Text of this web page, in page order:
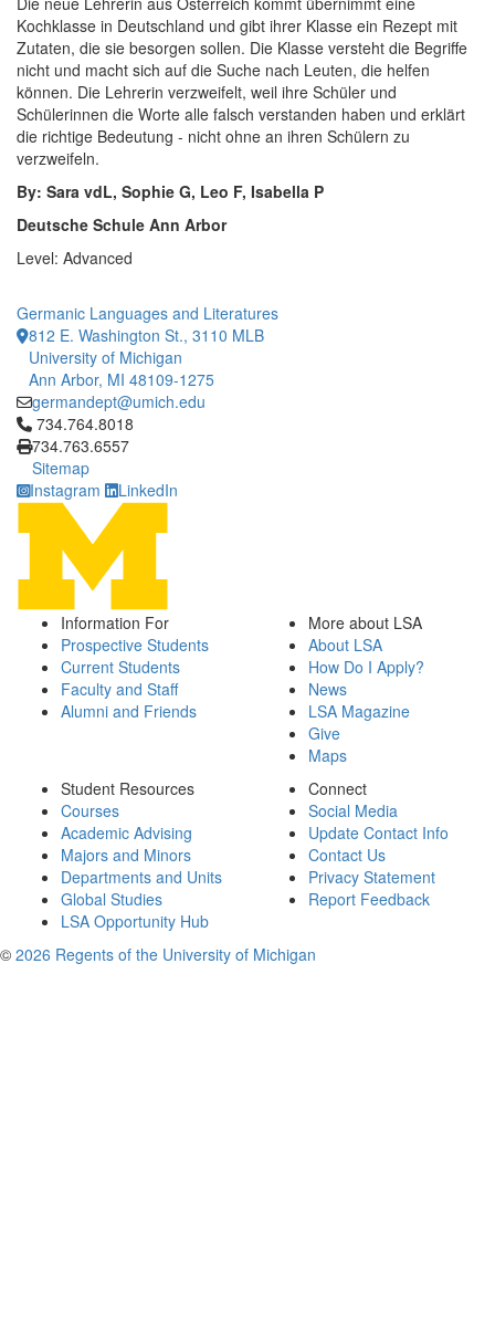
Kochklasse in Deutschland und gibt ihrer Klasse ein Rezept mit
Zutaten, die sie besorgen sollen. Die Klasse versteht die Begriffe
nicht und macht sich auf die Suche nach Leuten, die helfen
können. Die Lehrerin verzweifelt, weil ihre Schüler und
Schülerinnen die Worte alle falsch verstanden haben und erklärt
die richtige Bedeutung - nicht ohne an ihren Schülern zu
verzweifeln.
By: Sara vdL, Sophie G, Leo F, Isabella P
Deutsche Schule Ann Arbor
Level: Advanced
Germanic Languages and Literatures
812 E. Washington St., 3110 MLB
University of Michigan
Ann Arbor, MI 48109-1275
germandept@umich.edu
Click to call 734.764.8018
734.764.8018
734.763.6557
Sitemap
Instagram
LinkedIn
Information For
Prospective Students
Current Students
Faculty and Staff
Alumni and Friends
More about LSA
About LSA
How Do I Apply?
News
LSA Magazine
Give
Maps
Student Resources
Courses
Academic Advising
Majors and Minors
Departments and Units
Global Studies
LSA Opportunity Hub
Connect
Social Media
Update Contact Info
Contact Us
Privacy Statement
Report Feedback
© 2026 Regents of the University of Michigan